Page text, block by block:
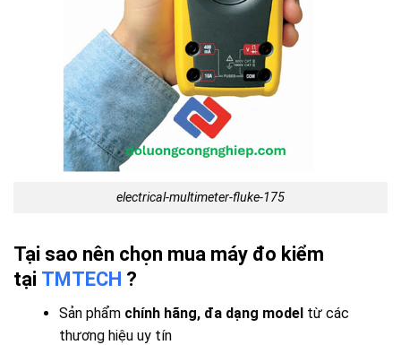
electrical-multimeter-fluke-175
Tại sao nên chọn mua máy đo kiểm
tại TMTECH ?
Sản phẩm chính hãng, đa dạng modeltừ các
thương hiệu uy tín